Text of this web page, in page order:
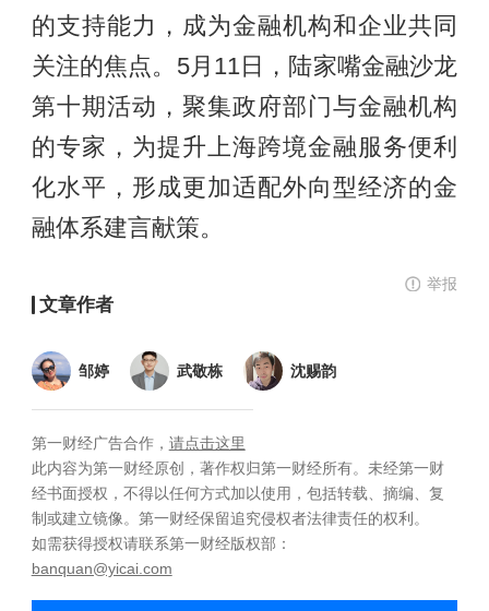
的支持能力，成为金融机构和企业共同
关注的焦点。5月11日，陆家嘴金融沙龙
第十期活动，聚集政府部门与金融机构
的专家，为提升上海跨境金融服务便利
化水平，形成更加适配外向型经济的金
融体系建言献策。
举报
文章作者
邹婷 武敬栋 沈赐韵
第一财经广告合作， 请点击这里
此内容为第一财经原创，著作权归第一财经所有。未经第一财
经书面授权，不得以任何方式加以使用，包括转载、摘编、复
制或建立镜像。第一财经保留追究侵权者法律责任的权利。
如需获得授权请联系第一财经版权部：
banquan@yicai.com